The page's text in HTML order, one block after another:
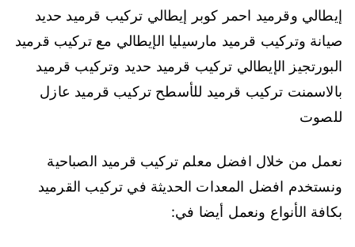
إيطالي وقرميد احمر كوبر إيطالي تركيب قرميد حديد
صيانة وتركيب قرميد مارسيليا الإيطالي مع تركيب قرميد
البورتجيز الإيطالي تركيب قرميد حديد وتركيب قرميد
بالاسمنت تركيب قرميد للأسطح تركيب قرميد عازل
للصوت
نعمل من خلال افضل معلم تركيب قرميد الصباحية
ونستخدم افضل المعدات الحديثة في تركيب القرميد
بكافة الأنواع ونعمل أيضا في: